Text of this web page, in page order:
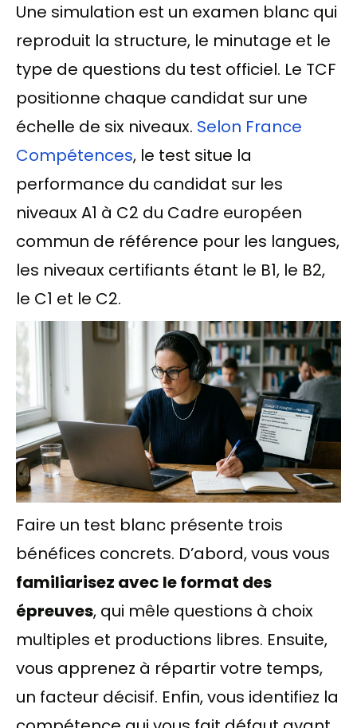
Une simulation est un examen blanc qui
reproduit la structure, le minutage et le
type de questions du test officiel. Le TCF
positionne chaque candidat sur une
échelle de six niveaux. Selon France
Compétences, le test situe la
performance du candidat sur les
niveaux A1 à C2 du Cadre européen
commun de référence pour les langues,
les niveaux certifiants étant le B1, le B2,
le C1 et le C2.
Faire un test blanc présente trois
bénéfices concrets. D’abord, vous vous
familiarisez avec le format des
épreuves, qui mêle questions à choix
multiples et productions libres. Ensuite,
vous apprenez à répartir votre temps,
un facteur décisif. Enfin, vous identifiez la